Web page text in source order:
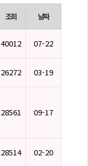
조회 날짜
40012 07-22
26272 03-19
28561 09-17
28514 02-20